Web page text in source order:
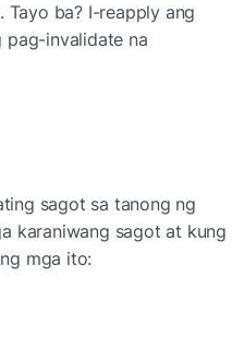
ba? I-reapply ang
pag-invalidate na
sagot sa tanong ng
karaniwang sagot at kung
mga ito: